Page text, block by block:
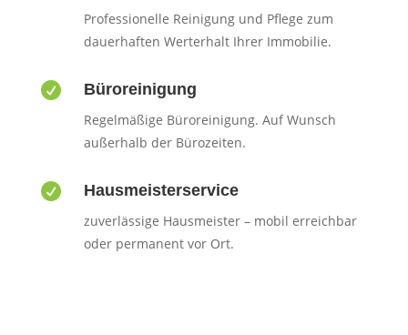
Professionelle Reinigung und Pflege zum
dauerhaften Werterhalt Ihrer Immobilie.
 Büroreinigung
Regelmäßige Büroreinigung. Auf Wunsch
außerhalb der Bürozeiten.
 Hausmeisterservice
zuverlässige Hausmeister – mobil erreichbar
oder permanent vor Ort.